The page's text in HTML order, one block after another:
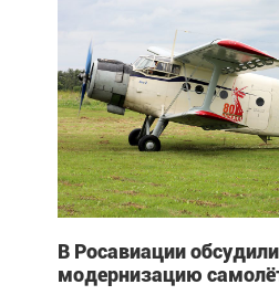
В Росавиации
модернизацию